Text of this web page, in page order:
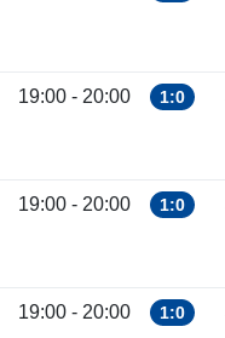
19:00 - 20:00 1:0
19:00 - 20:00 1:0
19:00 - 20:00 1:0